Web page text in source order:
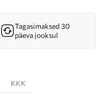
Tagasimaksed 30
päeva jooksul
KKK